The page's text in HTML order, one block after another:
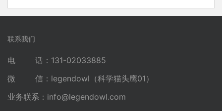
联系我们
电 话：131-02033885
微 信：legendowl（科学猫头鹰01）
业务联系： info@legendowl.com